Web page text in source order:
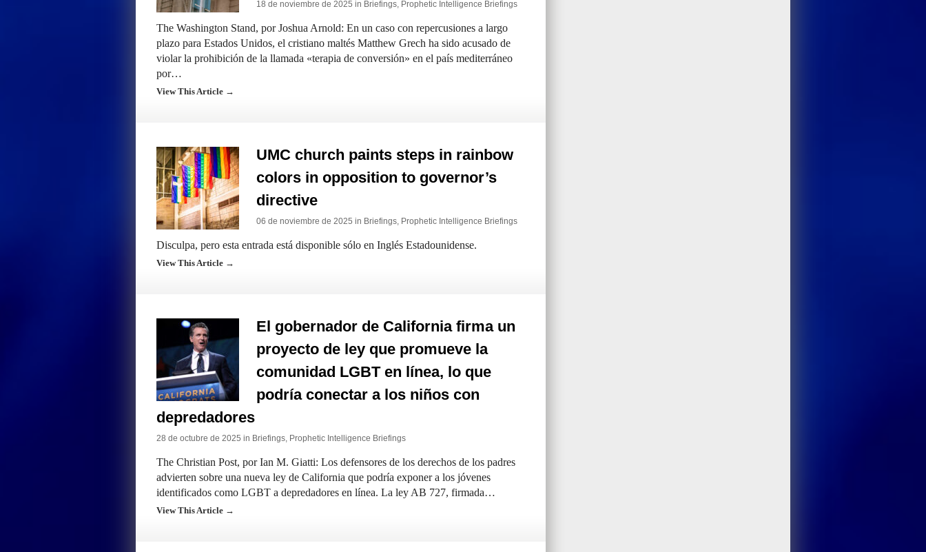
18 de noviembre de 2025 in Briefings, Prophetic Intelligence Briefings
The Washington Stand, por Joshua Arnold: En un caso con repercusiones a largo
plazo para Estados Unidos, el cristiano maltés Matthew Grech ha sido acusado de
violar la prohibición de la llamada «terapia de conversión» en el país mediterráneo
por…
View This Article →
UMC church paints steps in rainbow
colors in opposition to governor’s
directive
06 de noviembre de 2025 in Briefings, Prophetic Intelligence Briefings
Disculpa, pero esta entrada está disponible sólo en Inglés Estadounidense.
View This Article →
El gobernador de California firma un
proyecto de ley que promueve la
comunidad LGBT en línea, lo que
podría conectar a los niños con
depredadores
28 de octubre de 2025 in Briefings, Prophetic Intelligence Briefings
The Christian Post, por Ian M. Giatti: Los defensores de los derechos de los padres
advierten sobre una nueva ley de California que podría exponer a los jóvenes
identificados como LGBT a depredadores en línea. La ley AB 727, firmada…
View This Article →